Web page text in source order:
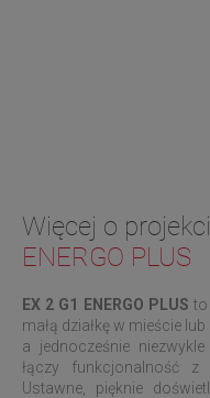
Więcej o
ENERGO PLUS
EX 2 G1 ENERGO PLUS to
małą działkę w mieście
a jednocześnie
łączy funkcjonalność z
Ustawne, pięknie